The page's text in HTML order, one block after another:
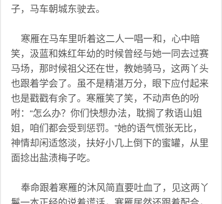
子，马车朝城东驶去。
寒雁在马车里听着这二人一唱一和，心中暗
笑，汲蓝和姝红年幼的时候曾经与她一同去过赛
马场，那时候祖父还在世，教她骑马，这两丫头
也跟着学会了。虽不是精湛万分，眼下应付起来
也是戳戳有余了。寒雁笑了笑，不动声色的吩
咐：“怎么办？你们快想办法，耽搁了救语山姐
姐，咱们都会受到惩罚。”她的语气慌张无比，
神情却闲适悠淡，扶好小几上倒下的蜜罐，从里
面捻出盐渍梅子吃。
奉命跟着寒雁的沐风简直要吐血了，见这两丫